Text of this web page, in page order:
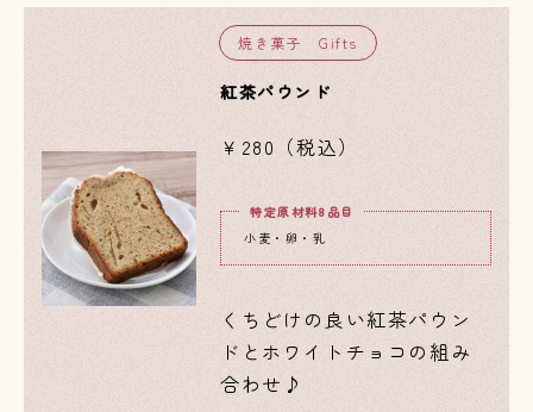
焼き菓子 Gifts
紅茶パウンド
￥280（税込）
特定原材料8品目
小麦・卵・乳
くちどけの良い紅茶パウン
ドとホワイトチョコの組み
合わせ♪